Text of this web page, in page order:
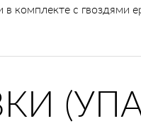
комплекте с гвоздями